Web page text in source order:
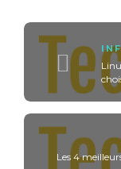
Les 4